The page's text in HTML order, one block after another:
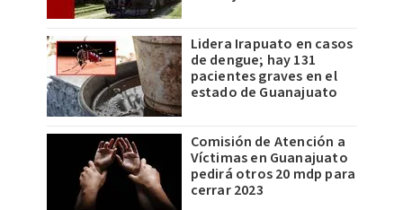
Lidera Irapuato en casos
de dengue; hay 131
pacientes graves en el
estado de Guanajuato
Comisión de Atención a
Víctimas en Guanajuato
pedirá otros 20 mdp para
cerrar 2023